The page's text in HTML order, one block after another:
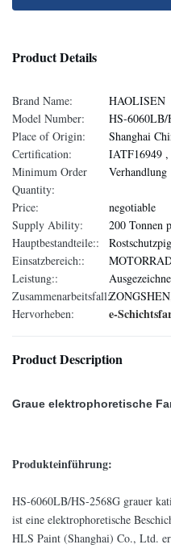
Product Details
Brand Name:
HAOLISEN
Model Number:
HS-6060LB/
Place of Origin:
Shanghai
Certification:
IATF16949 ,
Minimum Order
Quantity:
Verhandlung
Price:
negotiable
Supply Ability:
200 Tonnen
Hauptbestandteile::
Einsatzbereich::
Leistung::
Zusammenarbeitsfall::
Hervorheben:
e-
Product Description
Graue elektrophoretische
Produkteinführung:
HS-6060LB/HS-2568G grauer
ist eine elektrophoretische
HLS Paint (Shanghai) Co., Ltd.